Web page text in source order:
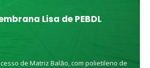
Lisa de PEBDL
de Matriz Balão, com polietileno de